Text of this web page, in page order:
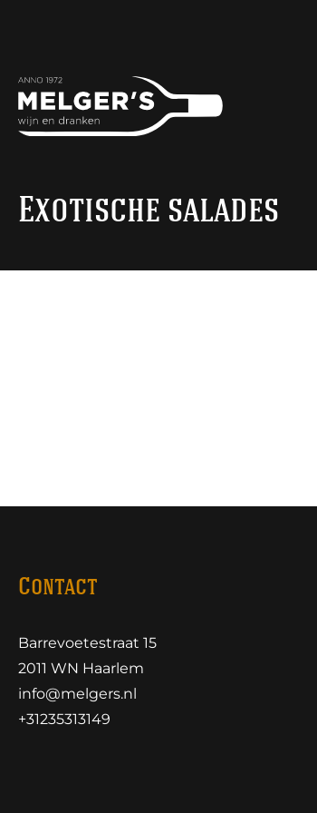
Exotische salades
Contact
Barrevoetestraat 15
2011 WN Haarlem
info@melgers.nl
+31235313149